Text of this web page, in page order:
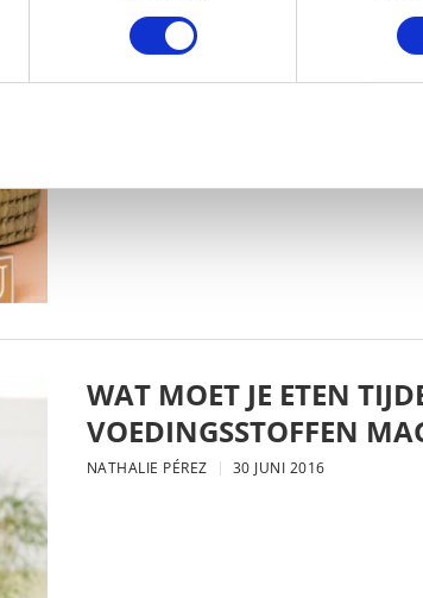
HET GRATIS BLIJE
WAT MOET JE ETEN
VOEDINGSSTOFFEN
NATHALIE PÉREZ 30 JUNI 2016